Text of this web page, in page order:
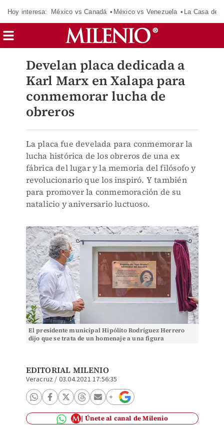
Hoy interesa: México vs Canadá México vs Venezuela La Casa de
Develan placa dedicada a
Karl Marx en Xalapa para
conmemorar lucha de
obreros
La placa fue develada para conmemorar la
lucha histórica de los obreros de una ex
fábrica del lugar y la memoria del filósofo y
revolucionario que los inspiró. Y también
para promover la conmemoración de su
natalicio y aniversario luctuoso.
El presidente municipal Hipólito Rodríguez Herrero
dijo que se trata de un homenaje a una figura
EDITORIAL MILENIO
Veracruz / 03.04.2021 17:56:35
Únete al canal de Milenio